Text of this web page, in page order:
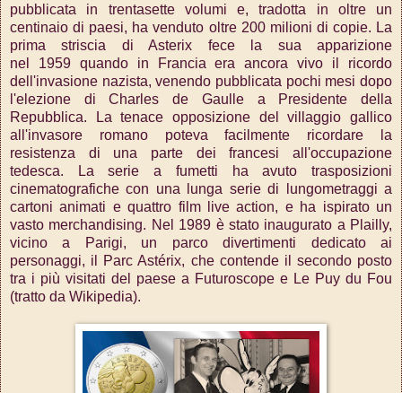
pubblicata in trentasette volumi e, tradotta in oltre un
centinaio di paesi, ha venduto oltre 200 milioni di copie. La
prima striscia di Asterix fece la sua apparizione
nel 1959 quando in Francia era ancora vivo il ricordo
dell'invasione nazista, venendo pubblicata pochi mesi dopo
l'elezione di Charles de Gaulle a Presidente della
Repubblica. La tenace opposizione del villaggio gallico
all'invasore romano poteva facilmente ricordare la
resistenza di una parte dei francesi all'occupazione
tedesca.
La serie a fumetti ha avuto trasposizioni
cinematografiche con una lunga serie di lungometraggi a
cartoni animati e quattro film live action, e ha ispirato un
vasto merchandising. Nel 1989 è stato inaugurato a Plailly,
vicino a Parigi, un parco divertimenti dedicato ai
personaggi, il Parc Astérix, che contende il secondo posto
tra i più visitati del paese a Futuroscope e Le Puy du Fou
(tratto da Wikipedia).